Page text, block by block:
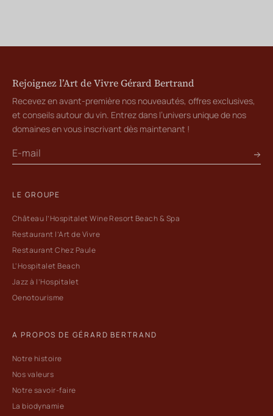
Rejoignez l’Art de Vivre Gérard Bertrand
Recevez en avant-première nos nouveautés, offres exclusives,
et conseils autour du vin. Entrez dans l’univers unique de nos
domaines en vous inscrivant dès maintenant !
LE GROUPE
Château l’Hospitalet Wine Resort Beach & Spa
Restaurant l’Art de Vivre
Restaurant Chez Paule
L'Hospitalet Beach
Jazz à l’Hospitalet
Oenotourisme
A PROPOS DE GÉRARD BERTRAND
Notre histoire
Nos valeurs
Notre savoir-faire
La biodynamie